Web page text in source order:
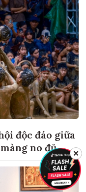
độc đáo giữa
no đủ
✕